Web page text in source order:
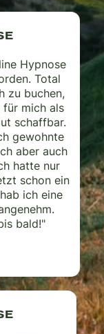
Hypnose
Total
zu buchen,
mich als
schaffbar.
gewohnte
aber auch
hatte nur
schon ein
ich eine
bald!"